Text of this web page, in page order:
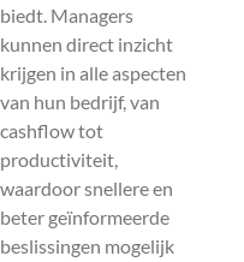
biedt. Managers
kunnen direct inzicht
krijgen in alle aspecten
van hun bedrijf, van
cashflow tot
productiviteit,
waardoor snellere en
beter geïnformeerde
beslissingen mogelijk